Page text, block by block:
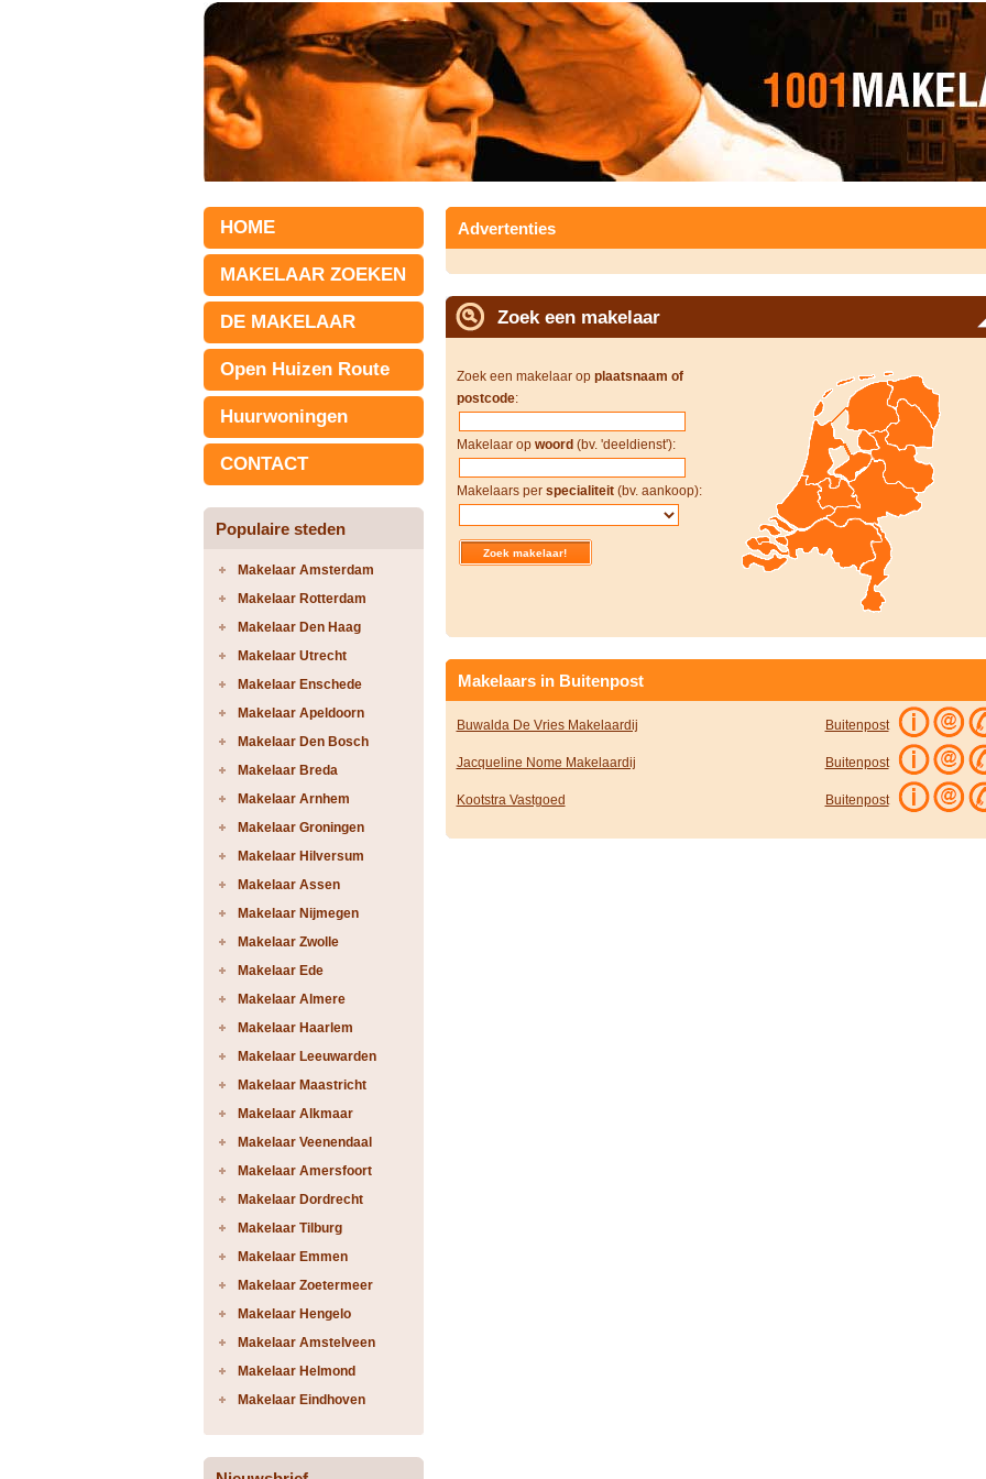
HOME
MAKELAAR ZOEKEN
DE MAKELAAR
Open Huizen Route
Huurwoningen
CONTACT
Populaire steden
Makelaar Amsterdam
Makelaar Rotterdam
Makelaar Den Haag
Makelaar Utrecht
Makelaar Enschede
Makelaar Apeldoorn
Makelaar Den Bosch
Makelaar Breda
Makelaar Arnhem
Makelaar Groningen
Makelaar Hilversum
Makelaar Assen
Makelaar Nijmegen
Makelaar Zwolle
Makelaar Ede
Makelaar Almere
Makelaar Haarlem
Makelaar Leeuwarden
Makelaar Maastricht
Makelaar Alkmaar
Makelaar Veenendaal
Makelaar Amersfoort
Makelaar Dordrecht
Makelaar Tilburg
Makelaar Emmen
Makelaar Zoetermeer
Makelaar Hengelo
Makelaar Amstelveen
Makelaar Helmond
Makelaar Eindhoven
Advertenties
Zoek een makelaar
Zoek een makelaar op plaatsnaam of
postcode:
Makelaar op woord (bv. 'deeldienst'):
Makelaars per specialiteit(bv. aankoop):
Makelaars in Buitenpost
Buwalda De Vries Makelaardij Buitenpost
Jacqueline Nome Makelaardij Buitenpost
Kootstra Vastgoed Buitenpost